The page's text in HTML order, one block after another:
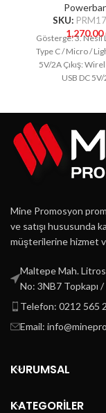
SKU:
1,270.00
Gösterge: 3. Nesil
Type C / Micro /
5V/2A Çıkış:
USB DC
Mine Promosyon
ve satışı hususunda
müşterilerine hizmet
Maltepe Mah. Litros
No: 3NB7 Topkapı
Telefon: 0212 565
Email:
KURUMSAL
KATEGORİLER